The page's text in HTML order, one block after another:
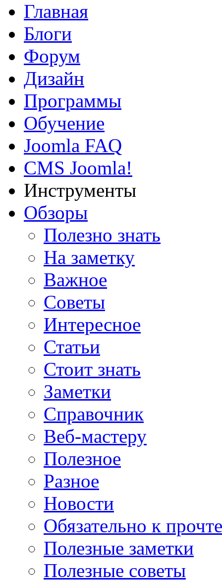
Главная
Блоги
Форум
Дизайн
Программы
Обучение
Joomla FAQ
CMS Joomla!
Инструменты
Обзоры
Полезно знать
На заметку
Важное
Советы
Интересное
Статьи
Стоит знать
Заметки
Справочник
Веб-мастеру
Полезное
Разное
Новости
Обязательно к
Полезные заметки
Полезные советы